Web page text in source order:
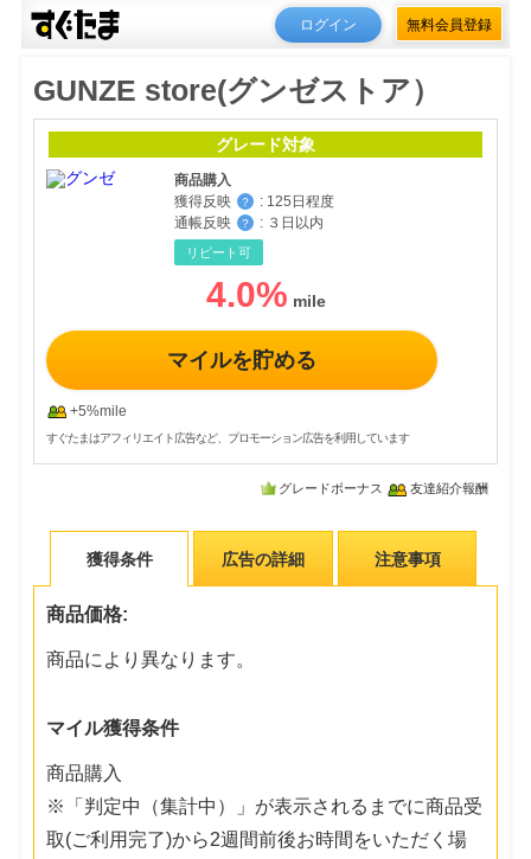
ログイン 無料会員登録
GUNZE store(グンゼストア）
グレード対象
商品購入
獲得反映
？ : 125日程度
通帳反映
？ : ３日以内
リピート可
4.0%
マイルを貯める
+5%mile
すぐたまはアフィリエイト広告など、プロモーション広告を利用しています
グレードボーナス 友達紹介報酬
獲得条件 広告の詳細 注意事項
商品価格:
商品により異なります。
マイル獲得条件
商品購入
※「判定中（集計中）」が表示されるまでに商品受
取(ご利用完了)から2週間前後お時間をいただく場